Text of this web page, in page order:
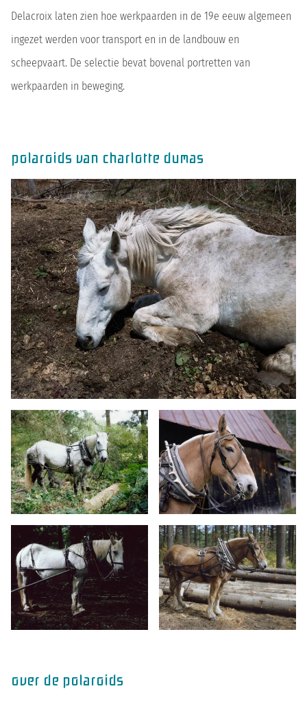
Delacroix laten zien hoe werkpaarden in de 19e eeuw algemeen
ingezet werden voor transport en in de landbouw en
scheepvaart. De selectie bevat bovenal portretten van
werkpaarden in beweging.
polaroids van charlotte dumas
over de polaroids